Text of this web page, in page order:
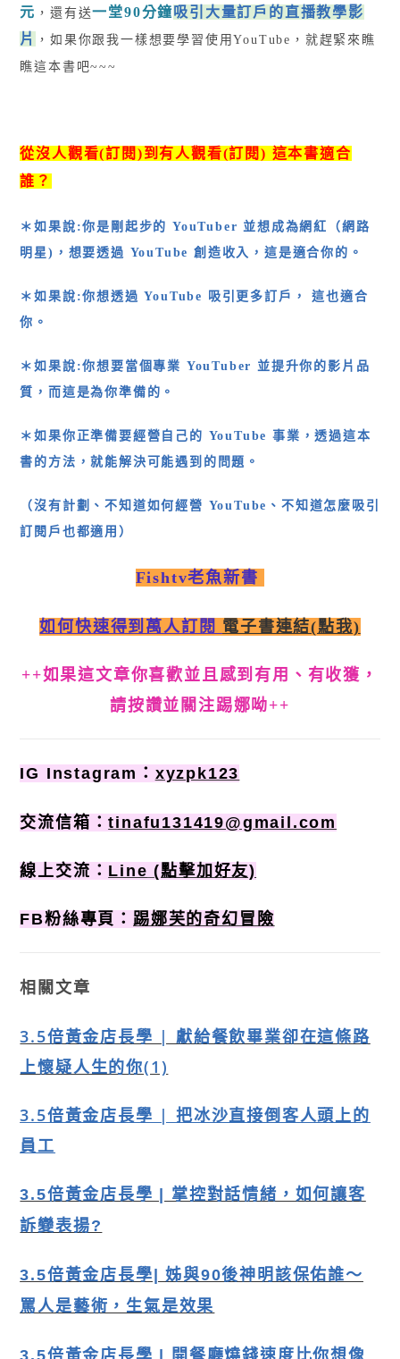
元 ，還有送一堂90分鐘吸引大量訂戶的直播教學影
片
，如果你跟我一樣想要學習使用YouTube，就趕緊來瞧
瞧這本書吧~~~
從沒人觀看(訂閱)到有人觀看(訂閱) 這本書適合
誰？
＊如果說:你是剛起步的 YouTuber 並想成為網紅（網路
明星)，想要透過 YouTube 創造收入，這是適合你的。
＊如果說:你想透過 YouTube 吸引更多訂戶， 這也適合
你。
＊如果說:你想要當個專業 YouTuber 並提升你的影片品
質，而這是為你準備的。
＊如果你正準備要經營自己的 YouTube 事業，透過這本
書的方法，就能解決可能遇到的問題。
（沒有計劃、不知道如何經營 YouTube、不知道怎麼吸引
訂閱戶也都適用）
Fishtv老魚新書
如何快速得到萬人訂閱 電子書連結(點我)
++如果這文章你喜歡並且感到有用、有收獲，
請按讚並關注踢娜呦++
IG Instagram： xyzpk123
交流信箱：tinafu131419@gmail.com
線上交流： Line (點擊加好友)
FB粉絲專頁： 踢娜芙的奇幻冒險
相關文章
3.5倍黃金店長學 | 獻給餐飲畢業卻在這條路
上懷疑人生的你(1)
3.5倍黃金店長學 | 把冰沙直接倒客人頭上的
員工
3.5倍黃金店長學 | 掌控對話情緒，如何讓客
訴變表揚?
3.5倍黃金店長學| 姊與90後神明該保佑誰〜
罵人是藝術，生氣是效果
3.5倍黃金店長學 | 開餐廳燒錢速度比你想像